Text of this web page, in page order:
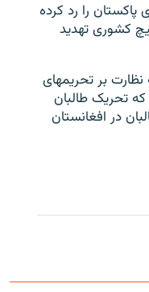
را رد کرده
کشوری تهدید
بر تحریمهای
تحریک طالبان
در افغانستان